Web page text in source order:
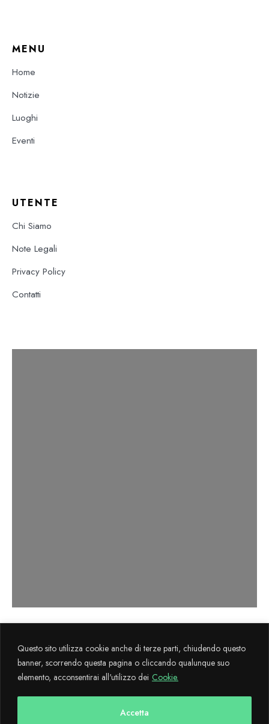
Questo sito utilizza cookie anche di terze parti, chiudendo questo
banner, scorrendo questa pagina o cliccando qualunque suo
elemento, acconsentirai all'utilizzo dei Cookie.
Accetta
MENU
Home
Notizie
Luoghi
Eventi
UTENTE
Chi Siamo
Note Legali
Privacy Policy
Contatti
Flegreaattraverso il sostegno finanziario FESR 2014-2020.
Copyright © 2024 CulturaFlegrea All Rights Reserved - Designed and